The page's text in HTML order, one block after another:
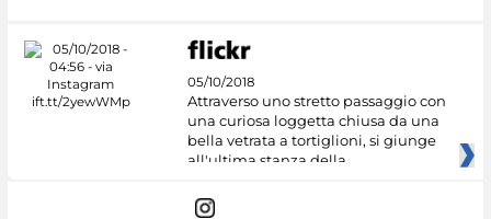
05/10/2018
Attraverso uno stretto passaggio con
una curiosa loggetta chiusa da una
bella vetrata a tortiglioni, si giunge
all'ultima stanza della